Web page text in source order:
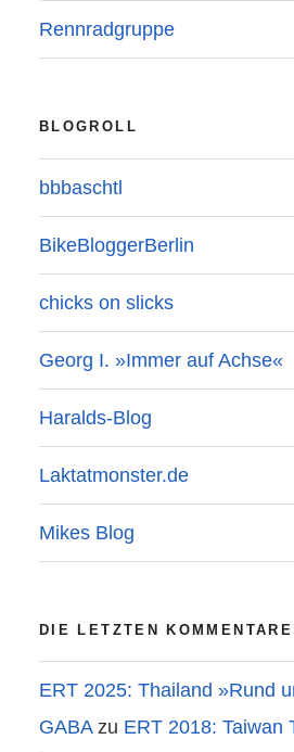
Rennradgruppe
BLOGROLL
bbbaschtl
BikeBloggerBerlin
chicks on slicks
Georg I. »Immer auf Achse«
Haralds-Blog
Laktatmonster.de
Mikes Blog
DIE LETZTEN
ERT 2025: Thailand »Rund
GABAzu ERT 2018: Taiwan